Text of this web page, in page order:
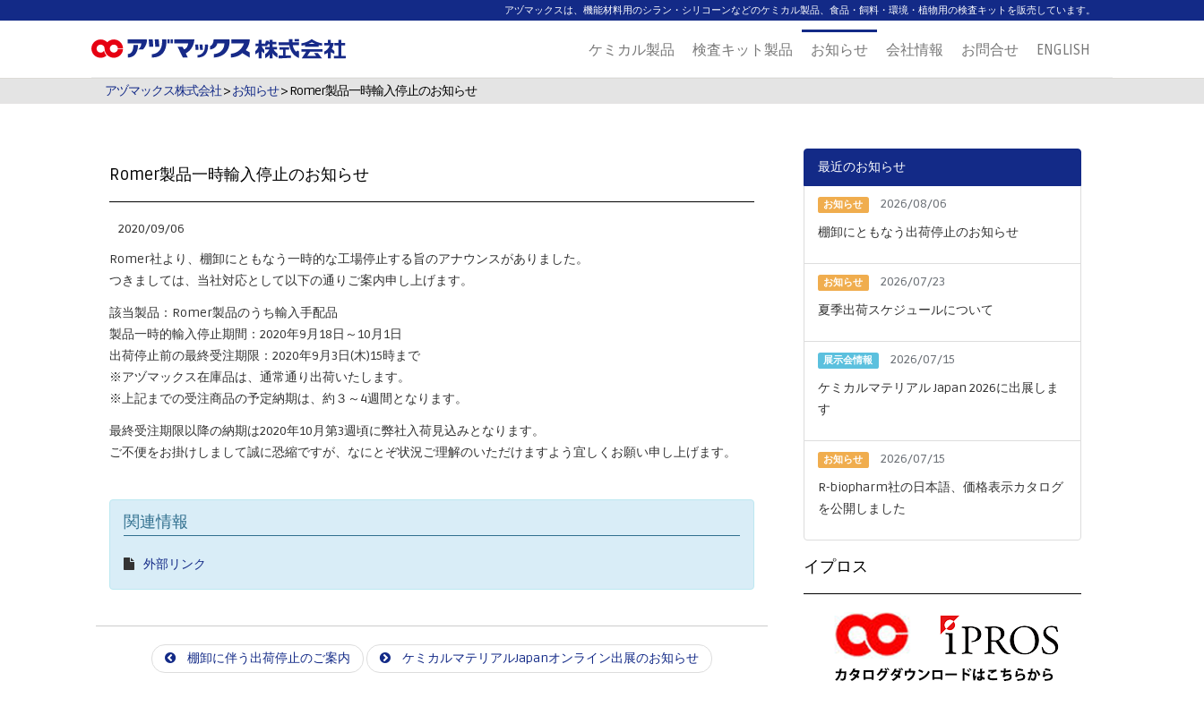
アヅマックスは、機能材料用のシラン・シリコーンなどのケミカル製品、食品・飼料・環境・植物用の検査キットを販売しています。
ケミカル製品 検査キット製品 お知らせ 会社情報 お問合せ ENGLISH
アヅマックス株式会社>お知らせ> Romer製品一時輸入停止のお知らせ
Romer製品一時輸入停止のお知らせ
2020/09/06
Romer社より、棚卸にともなう一時的な工場停止する旨のアナウンスがありました。
つきましては、当社対応として以下の通りご案内申し上げます。
該当製品：Romer製品のうち輸入手配品
製品一時的輸入停止期間：2020年9月18日～10月1日
出荷停止前の最終受注期限：2020年9月3日(木)15時まで
※アヅマックス在庫品は、通常通り出荷いたします。
※上記までの受注商品の予定納期は、約３～4週間となります。
最終受注期限以降の納期は2020年10月第3週頃に弊社入荷見込みとなります。
ご不便をお掛けしまして誠に恐縮ですが、なにとぞ状況ご理解のいただけますよう宜しくお願い申し上げます。
関連情報
外部リンク
棚卸に伴う出荷停止のご案内 ケミカルマテリアルJapanオンライン出展のお知らせ
最近のお知らせ
お知らせ
2026/08/06
棚卸にともなう出荷停止のお知らせ
お知らせ
2026/07/23
夏季出荷スケジュールについて
展示会情報
2026/07/15
ケミカルマテリアル Japan 2026に出展しま
す
お知らせ
2026/07/15
R-biopharm社の日本語、価格表示カタログ
を公開しました
イプロス